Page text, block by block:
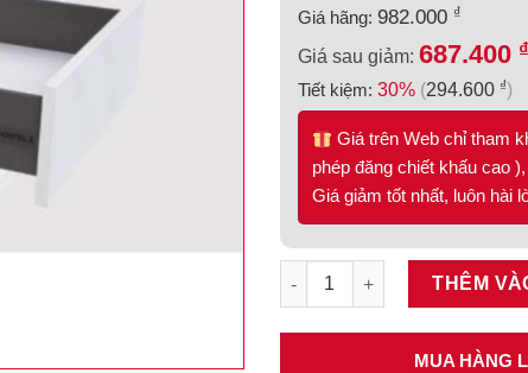
Giá hãng: 982.000 ₫
Giá sau giảm: 687.400 ₫
Tiết kiệm: 30% (294.600 ₫)
Giá trên Web chỉ tham
phép đăng chiết khấu cao
Giá giảm tốt nhất, luôn hài
Ray hộp Alto-S màu trắng
THÊM
MUA HÀNG